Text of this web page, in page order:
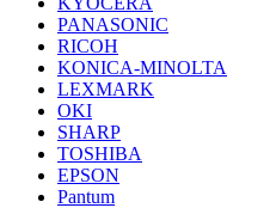
PANASONIC
RICOH
KONICA-MINOLTA
LEXMARK
OKI
SHARP
TOSHIBA
EPSON
Pantum